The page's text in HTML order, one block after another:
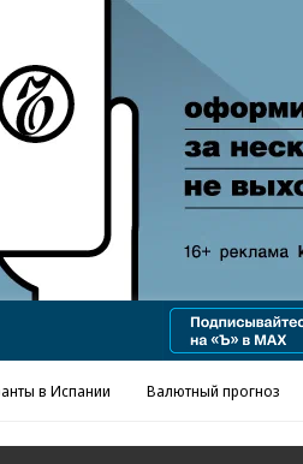
ad
в Испании Валютный прогноз